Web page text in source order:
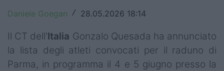
World Rugby
Rugby World Cup
Super Rugby
Daniele Goegan / 28.05.2026 18:14
Il CT dell'Italia Gonzalo Quesada ha annunciato
la lista degli atleti convocati per il raduno di
Parma, in programma il 4 e 5 giugno presso la